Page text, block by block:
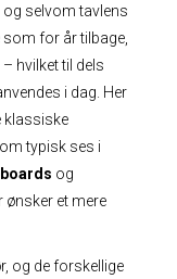
selvom tavlens
for år tilbage,
hvilket til dels
i dag. Her
klassiske
typisk ses i
og
ønsker et mere
og de forskellige